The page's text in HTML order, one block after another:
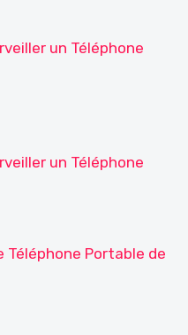
un Téléphone
un Téléphone
Téléphone Portable de